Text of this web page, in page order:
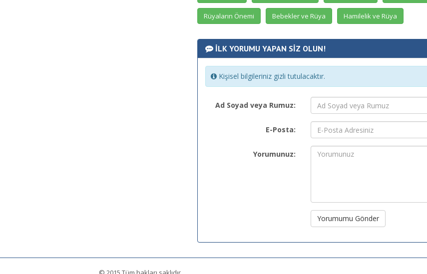
Rüyaların Önemi Bebekler ve Rüya Hamilelik ve Rüya
İLK YORUMU YAPAN SİZ OLUN!
Kişisel bilgileriniz gizli tutulacaktır.
Ad Soyad veya Rumuz:
E-Posta:
Yorumunuz:
Yorumumu Gönder